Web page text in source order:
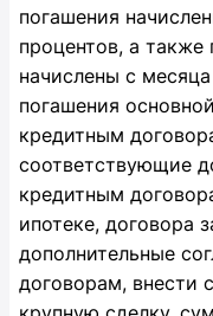
погашения
процентов, а также
начислены с
погашения
кредитным
соответствующие
кредитным
ипотеке, договора
дополнительные
договорам, внести